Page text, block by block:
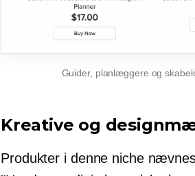
Guider, planlæggere og
Kreative og
Produkter i denne niche